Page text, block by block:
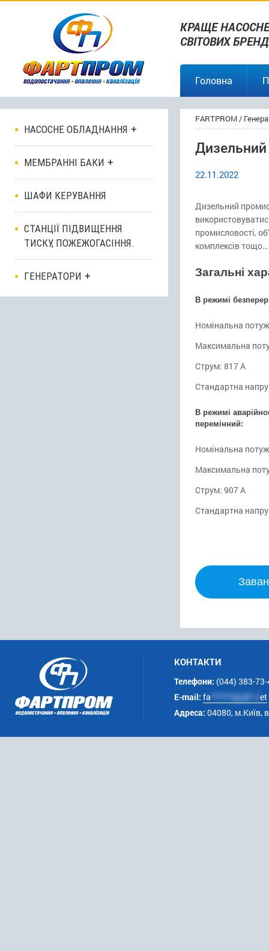
КРАЩЕ
СВІТОВИХ
Головна
НАСОСНЕ ОБЛАДНАННЯ
МЕМБРАННІ БАКИ
ШАФИ КЕРУВАННЯ
СТАНЦІЇ ПІДВИЩЕННЯ
ТИСКУ, ПОЖЕЖОГАСІННЯ.
ГЕНЕРАТОРИ
FARTPROM/
Дизельний
22.11.2022
Дизельний
промисловості,
комплексів тощо…
Загальні
В режимі
Номінальна
Максимальна
Струм: 817 А
Стандартна
В режимі
перемінний:
Номінальна
Максимальна
Струм: 907 А
Стандартна
КОНТАКТИ
Телефони: (044) 383-
E-mail: fa ******@uk*.n et
Адреса: 04080, м.Київ,